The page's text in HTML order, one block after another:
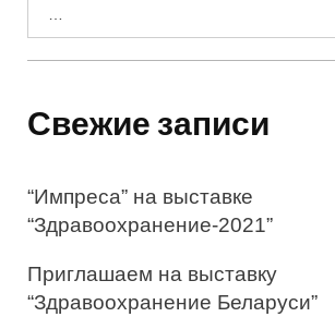
с
т
:
Свежие записи
“Импреса” на выставке
“Здравоохранение-2021”
Приглашаем на выставку
“Здравоохранение Беларуси”